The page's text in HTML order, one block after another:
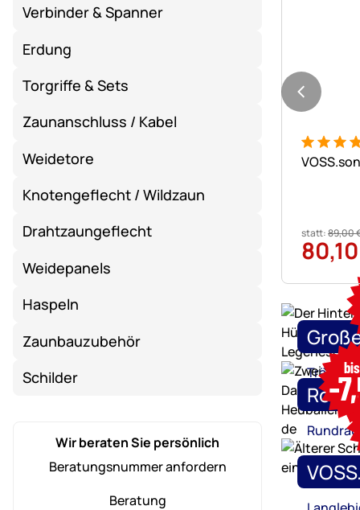
Verbinder & Spanner
Erdung
Torgriffe & Sets
Zaunanschluss / Kabel
Weidetore
Knotengeflecht / Wildzaun
Drahtzaungeflecht
Weidepanels
Haspeln
Zaunbauzubehör
Schilder
Wir beraten Sie persönlich
Beratungsnummer anfordern
Beratung
135
statt:89,00
80,10
-